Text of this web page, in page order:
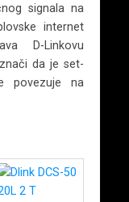
signala na
internet
D-Linkovu
da je set-
povezuje na